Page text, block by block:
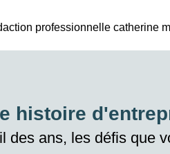
histoire
des ans, les défis que